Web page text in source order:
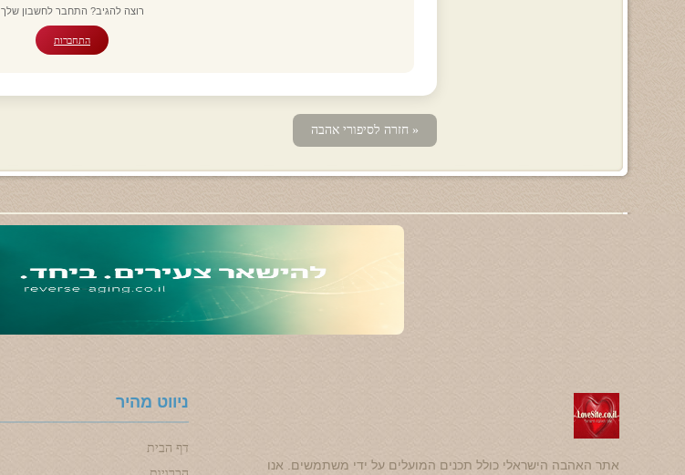
רוצה להגיב? התחבר לחשבון שלך
התחברות
« חזרה לסיפורי אהבה
אתר האהבה הישראלי כולל תכנים המועלים על ידי משתמשים. אנו
ניווט מהיר
דף הבית